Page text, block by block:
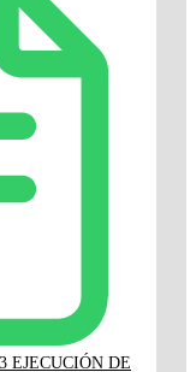
EJECUCIÓN DE